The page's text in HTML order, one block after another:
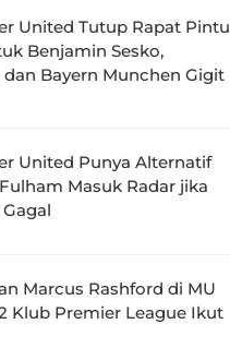
United Tutup Rapat Pintu
Benjamin Sesko,
dan Bayern Munchen Gigit
United Punya Alternatif
Masuk Radar jika
Marcus Rashford di MU
Klub Premier League Ikut